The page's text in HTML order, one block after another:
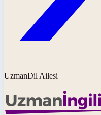
UzmanDil Ailesi